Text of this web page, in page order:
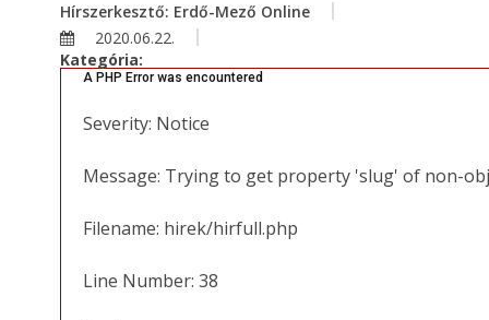
Hírszerkesztő: Erdő-Mező Online
2020.06.22.
Kategória:
A PHP Error was encountered
Severity: Notice
Message: Trying to get property 'slug' of non-
Filename: hirek/hirfull.php
Line Number: 38